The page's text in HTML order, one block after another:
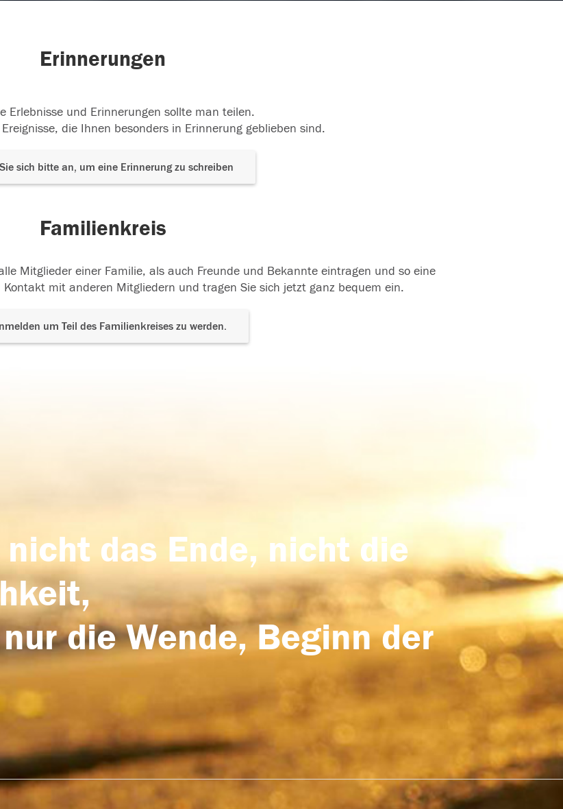
Erinnerungen
Erlebnisse und Erinnerungen sollte man teilen.
die Ihnen besonders in Erinnerung geblieben sind.
sich bitte an, um eine Erinnerung zu schreiben
Familienkreis
Mitglieder einer Familie, als auch Freunde und Bekannte eintragen und so eine
mit anderen Mitgliedern und tragen Sie sich jetzt ganz bequem ein.
um Teil des Familienkreises zu werden.
nicht das Ende, nicht die
die Wende, Beginn der